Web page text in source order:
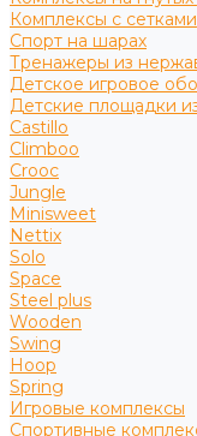
Комплексы с сетками
Спорт на шарах
Тренажеры из
Детское игровое
Детские площадки
Castillo
Climboo
Crooc
Jungle
Minisweet
Nettix
Solo
Space
Steel plus
Wooden
Swing
Hoop
Spring
Игровые комплексы
Спортивные